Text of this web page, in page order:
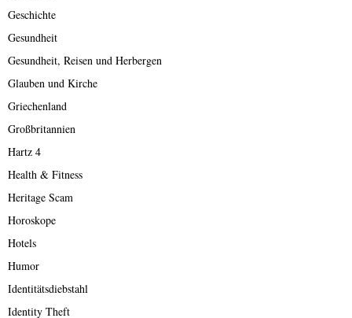
Geschichte
Gesundheit
Gesundheit, Reisen und Herbergen
Glauben und Kirche
Griechenland
Großbritannien
Hartz 4
Health & Fitness
Heritage Scam
Horoskope
Hotels
Humor
Identitätsdiebstahl
Identity Theft